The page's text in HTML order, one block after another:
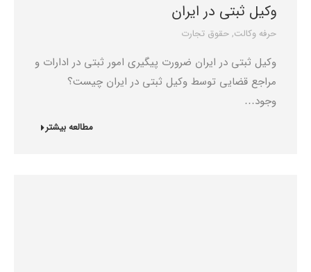
وکیل ثبتی در ایران
حرفه وکالت,حقوق تجارت
وکیل ثبتی در ایران ضرورت پیگیری امور ثبتی در ادارات و
مراجع قضایی توسط وکیل ثبتی در ایران چیست؟
وجود…
مطالعه بیشتر